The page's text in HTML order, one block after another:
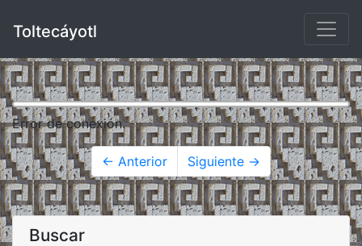
Toltecáyotl
Error de conexión.
← Anterior Siguiente →
Buscar